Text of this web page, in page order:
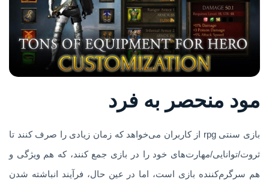
مود منحصر به فرد
بازی سنتی rpg از کاربران می‌خواهد که زمان زیادی را صرف کنند تا
ثروت/توانایی/مهارت‌های خود را در بازی جمع کنند، که هم ویژگی و
هم سرگرم‌کننده بازی است، اما در عین حال، فرآیند انباشته شدن